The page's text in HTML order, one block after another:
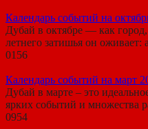
Календарь событий на
Дубай в октябре — как
летнего затишья он оживает:
0156
Календарь событий на март
Дубай в марте – это
ярких событий и множества
0954